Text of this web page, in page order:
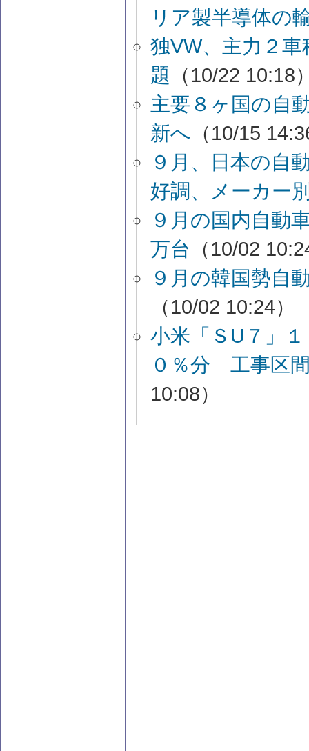
リア製半導体の
独VW、主力２
題 （10/22 10:18
主要８ヶ国の自
新へ （10/15
９月、日本の自
好調、メーカー
９月の国内自動
万台 （10/02
９月の韓国勢自
（10/02 10:24）
小米「ＳU７」
０％分 工事区
10:08）